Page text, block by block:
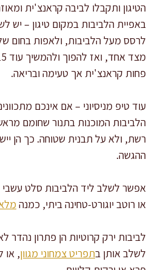
הטיגון ותקבלו לביבה קראנצ'ית
באפיית הלביבות במקום טיגון – יש
פחות קראנצ'ית אך טעימה ובריאה.
עוד טיפ מניסיוני – אם אינכם
רשת, ולא על תבנית שטוחה. כך הן
ההגשה.
אפשר לשלב ליד הלביבות סלט עשבי
או רוטב יוגורט-טחינה ביתי, כמנה
לביבות ירק קרוטיות הן פתרון
לשלב אותן בתפריט צמחוני מגוון, או